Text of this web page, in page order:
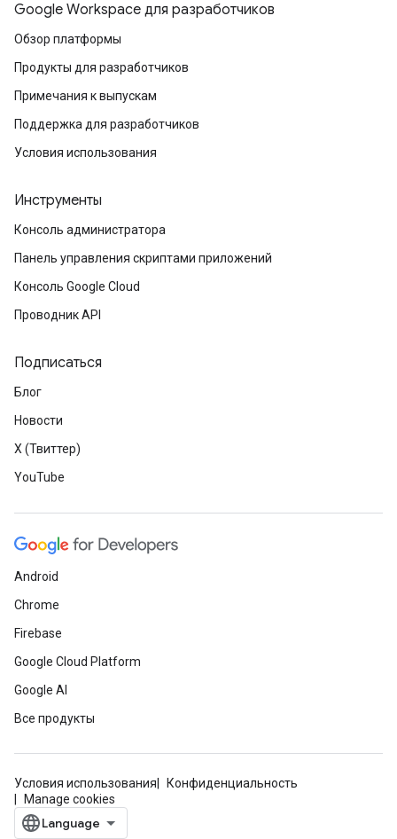
Google Workspace для разработчиков
Обзор платформы
Продукты для разработчиков
Примечания к выпускам
Поддержка для разработчиков
Условия использования
Инструменты
Консоль администратора
Панель управления скриптами приложений
Консоль Google Cloud
Проводник API
Подписаться
Блог
Новости
X (Твиттер)
YouTube
Android
Chrome
Firebase
Google Cloud Platform
Google AI
Все продукты
Условия использования
Конфиденциальность
Manage cookies